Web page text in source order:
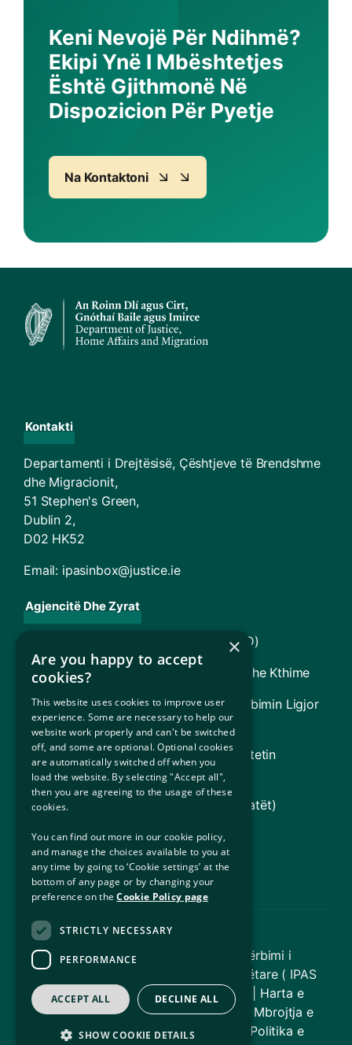
Keni Nevojë Për Ndihmë?
Ekipi Ynë I Mbështetjes
Është Gjithmonë Në
Dispozicion Për Pyetje
Na Kontaktoni
Kontakti
Departamenti i Drejtësisë, Çështjeve të Brendshme
dhe Migracionit,
51 Stephen's Green,
Dublin 2,
D02 HK52
Email: ipasinbox@justice.ie
Agjencitë Dhe Zyrat
Ofrimi i Shërbimeve të Imigracionit (ISD)
TARA – Tribunali për Apelime për Azil dhe Kthime
Bordi i Ndihmës Ligjore (përfshirë Shërbimin Ligjor
për Refugjatët [RLS])
Qeveria e Irlandës (Informacion mbi Shtetin
Irlandez)
UNHCR (Agjencia e OKB-së për Refugjatët)
Departamenti i Drejtësisë
Zyra për Përfshirje Sociale
© Të drejtat e autorit 2026 – Shërbimi i
Akomodimit për Mbrojtje Ndërkombëtare ( IPAS
) | Të gjitha të drejtat e rezervuara | Harta e
faqes|Aksesueshmëria në internet
Mbrojtja e
të dhënave|Mohim përgjegjësie
Politika e
×
Are you happy to accept
cookies?
This website uses cookies to improve user
experience. Some are necessary to help our
website work properly and can't be switched
off, and some are optional. Optional cookies
are automatically switched off when you
load the website. By selecting "Accept all",
then you are agreeing to the usage of these
cookies.
You can find out more in our cookie policy,
and manage the choices available to you at
any time by going to ‘Cookie settings’ at the
bottom of any page or by changing your
preference on theCookie Policy page
STRICTLY NECESSARY
PERFORMANCE
ACCEPT ALL DECLINE ALL
SHOW COOKIE DETAILS